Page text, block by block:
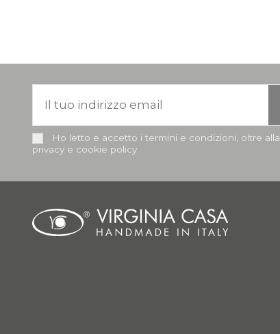
Ho letto e accetto i termini e condizioni, oltre alla
privacy e cookie policy